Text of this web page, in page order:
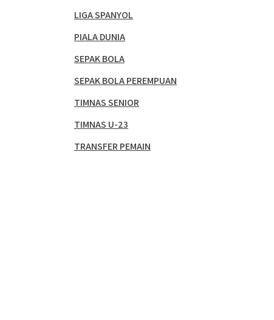
LIGA SPANYOL
PIALA DUNIA
SEPAK BOLA
SEPAK BOLA PEREMPUAN
TIMNAS SENIOR
TIMNAS U-23
TRANSFER PEMAIN